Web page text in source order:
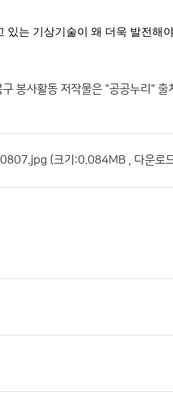
는 기상기술이 왜 더욱 발전
봉사활동 저작물은 "공공누리" 출
(크기:0.084MB , 다운로